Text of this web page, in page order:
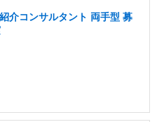
介コンサルタント 両手型 募